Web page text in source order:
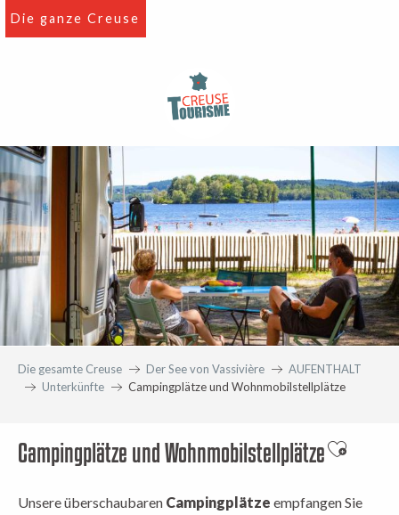
Aller
Die ganze Creuse
Die gesamte Creuse Der See von Vassivière
AUFENTHALT
Unterkünfte
Campingplätze und Wohnmobilstellplätze
Campingplätze und WohnmobilstellplätzeAjouter
Unsere überschaubaren Campingplätze empfangen Sie